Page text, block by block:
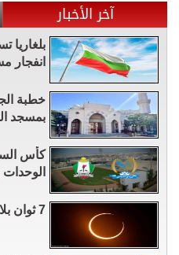
آخر الأخبار
بلغاريا
انفجار
خطبة
بمسجد
كأس
الوحدات
7 ثوان بلا جاذبية .. "ناسا" تحسم جدل...